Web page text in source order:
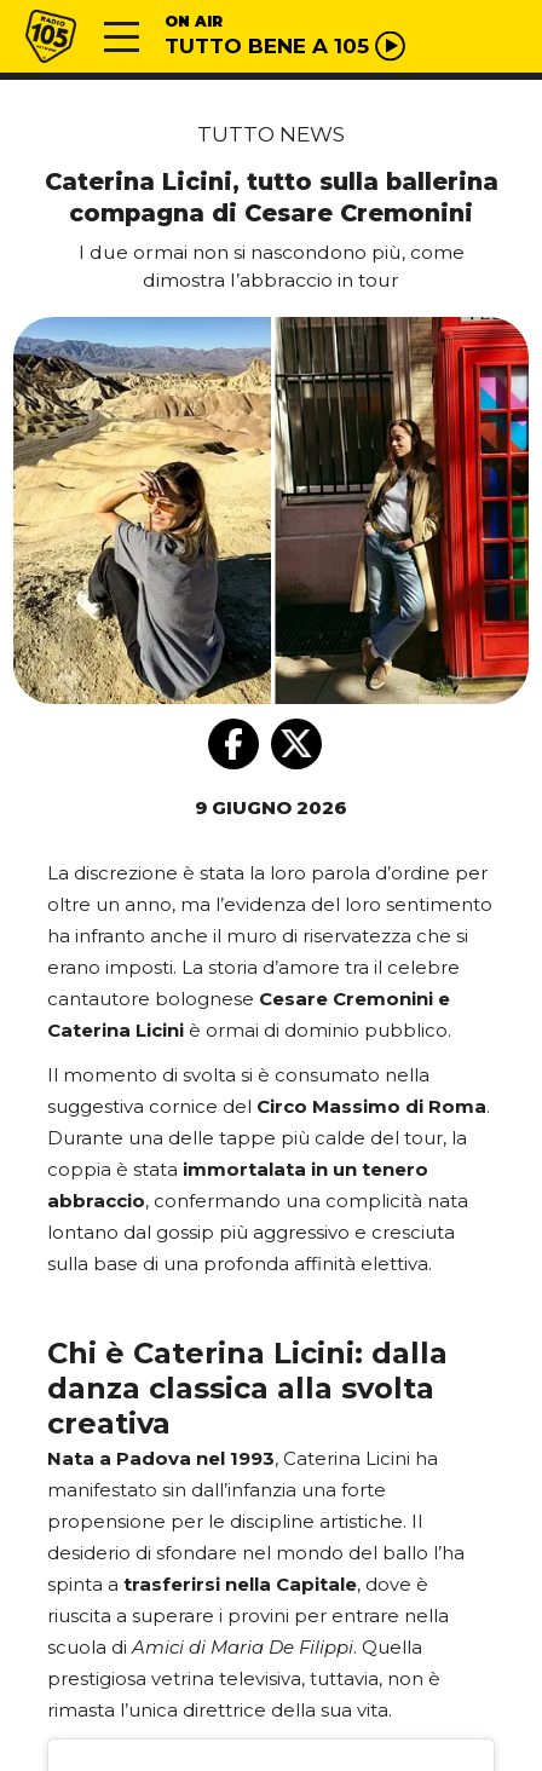
Vai al contenuto
Radio 105 ON AIR
TUTTO BENE A 105
TUTTO NEWS
Caterina Licini, tutto sulla ballerina
compagna di Cesare Cremonini
I due ormai non si nascondono più, come
dimostra l’abbraccio in tour
9 GIUGNO 2026
La discrezione è stata la loro parola d’ordine per
oltre un anno, ma l’evidenza del loro sentimento
ha infranto anche il muro di riservatezza che si
erano imposti. La storia d’amore tra il celebre
cantautore bolognese Cesare Cremonini e
Caterina Licini è ormai di dominio pubblico.
Il momento di svolta si è consumato nella
suggestiva cornice del Circo Massimo di Roma.
Durante una delle tappe più calde del tour, la
coppia è stata immortalata in un tenero
abbraccio, confermando una complicità nata
lontano dal gossip più aggressivo e cresciuta
sulla base di una profonda affinità elettiva.
Chi è Caterina Licini: dalla
danza classica alla svolta
creativa
Nata a Padova nel 1993, Caterina Licini ha
manifestato sin dall’infanzia una forte
propensione per le discipline artistiche. Il
desiderio di sfondare nel mondo del ballo l’ha
spinta a trasferirsi nella Capitale, dove è
riuscita a superare i provini per entrare nella
scuola diAmici di Maria De Filippi. Quella
prestigiosa vetrina televisiva, tuttavia, non è
rimasta l’unica direttrice della sua vita.